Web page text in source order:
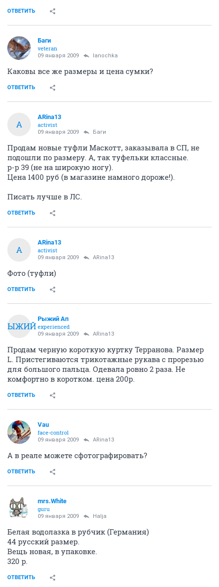
ОТВЕТИТЬ
Баги
veteran
09 января 2009 lanochka
Каковы все же размеры и цена сумки?
ОТВЕТИТЬ
A
ARina13
activist
09 января 2009 Баги
Продам новые туфли Маскотт, заказывала в СП, не
подошли по размеру. А, так туфельки классные.
р-р 39 (не на широкую ногу).
Цена 1400 руб (в магазине намного дороже!).
Писать лучше в ЛС.
ОТВЕТИТЬ
A
ARina13
activist
09 января 2009 ARina13
Фото (туфли)
ОТВЕТИТЬ
РЫЖИЙ
Рыжий Ап
experienced
09 января 2009 ARina13
Продам черную короткую куртку Терранова. Размер
L. Пристегиваются трикотажные рукава с прорезью
для большого пальца. Одевала ровно 2 раза. Не
комфортно в коротком. цена 200р.
ОТВЕТИТЬ
Vau
face-control
09 января 2009 ARina13
А в реале можете сфотографировать?
ОТВЕТИТЬ
mrs.White
guru
09 января 2009 Halja
Белая водолазка в рубчик (Германия)
44 русский размер.
Вещь новая, в упаковке.
320 р.
ОТВЕТИТЬ